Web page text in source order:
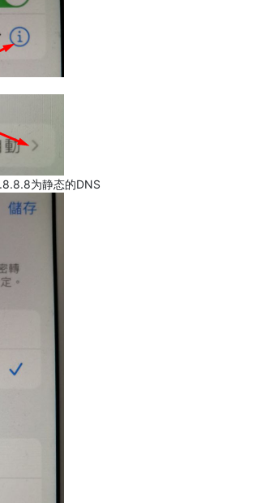
为静态的DNS